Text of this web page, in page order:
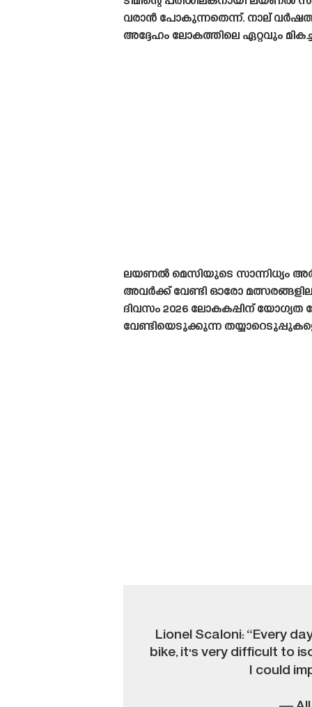
വരാൻ പോകുന്നതെന്ന്. നാല്
അദ്ദേഹം ലോകത്തിലെ ഏറ്റവും
ലയണൽ മെസിയുടെ സാന്നിധ്യം
അവർക്ക് വേണ്ടി ഓരോ
ദിവസം 2026 ലോകകപ്പിന്
വേണ്ടിയെടുക്കുന്ന
Lionel Scaloni: “Every
bike, it's very difficult to
I could